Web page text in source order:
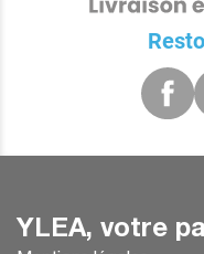
YLEA, votre